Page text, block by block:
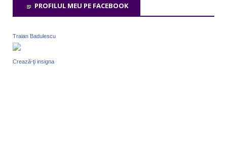
PROFILUL MEU PE FACEBOOK
Traian Badulescu
Crează-ţi insigna